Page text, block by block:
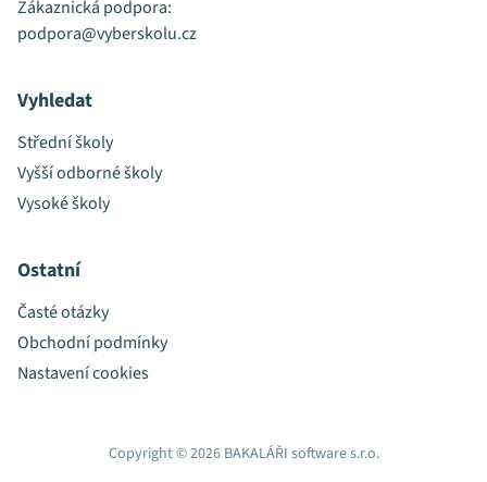
Zákaznická podpora:
podpora@vyberskolu.cz
Vyhledat
Střední školy
Vyšší odborné školy
Vysoké školy
Ostatní
Časté otázky
Obchodní podmínky
Nastavení cookies
Copyright © 2026 BAKALÁŘI software s.r.o.